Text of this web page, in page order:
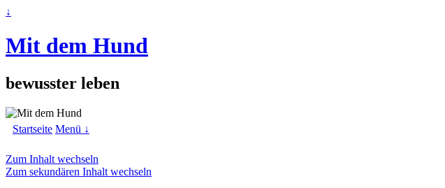
↓
Mit dem Hund
bewusster leben
Startseite Menü ↓
Zum Inhalt wechseln
Zum sekundären Inhalt wechseln